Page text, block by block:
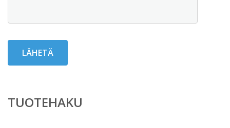
TUOTEHAKU